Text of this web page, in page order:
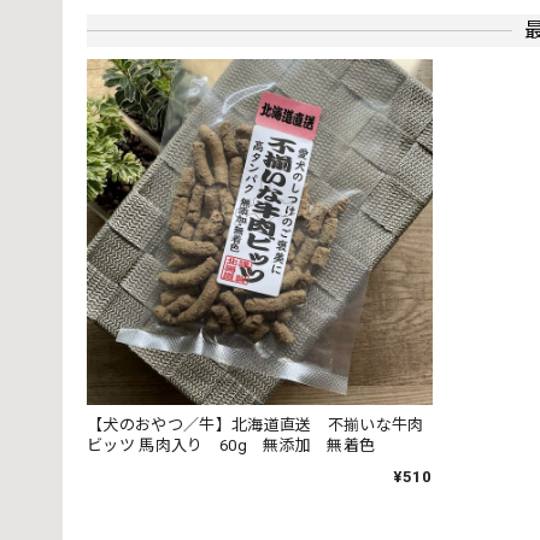
【新色追加！】日本製・やわらかウール
ラズベリー
2023/12/28
【犬のおやつ／牛】北海道直送 不揃いな牛肉
ビッツ 馬肉入り 60g 無添加 無着色
¥510